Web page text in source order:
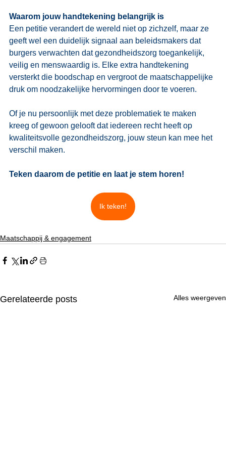
Waarom jouw handtekening belangrijk is
Een petitie verandert de wereld niet op zichzelf, maar ze
geeft wel een duidelijk signaal aan beleidsmakers dat
burgers verwachten dat gezondheidszorg toegankelijk,
veilig en menswaardig is. Elke extra handtekening
versterkt die boodschap en vergroot de maatschappelijke
druk om noodzakelijke hervormingen door te voeren.
Of je nu persoonlijk met deze problematiek te maken
kreeg of gewoon gelooft dat iedereen recht heeft op
kwaliteitsvolle gezondheidszorg, jouw steun kan mee het
verschil maken.
Teken daarom de petitie en laat je stem horen!
Ik teken!
Maatschappij & engagement
Gerelateerde posts Alles weergeven